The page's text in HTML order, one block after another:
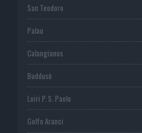
San Teodoro
Palau
Calangianus
Buddusò
Loiri P. S. Paolo
Golfo Aranci